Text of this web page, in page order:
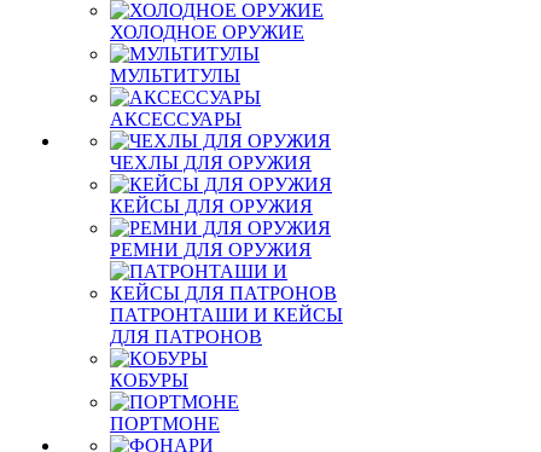
ХОЛОДНОЕ ОРУЖИЕ
МУЛЬТИТУЛЫ
АКСЕССУАРЫ
ЧЕХЛЫ ДЛЯ ОРУЖИЯ
КЕЙСЫ ДЛЯ ОРУЖИЯ
РЕМНИ ДЛЯ ОРУЖИЯ
ПАТРОНТАШИ И КЕЙСЫ
ДЛЯ ПАТРОНОВ
КОБУРЫ
ПОРТМОНЕ